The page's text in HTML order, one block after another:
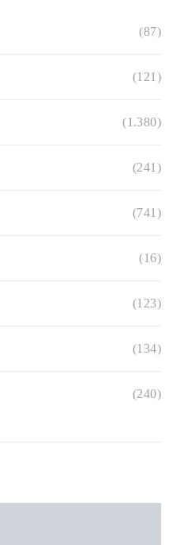
(87)
(121)
(1.380)
(241)
(741)
(16)
(123)
(134)
(240)